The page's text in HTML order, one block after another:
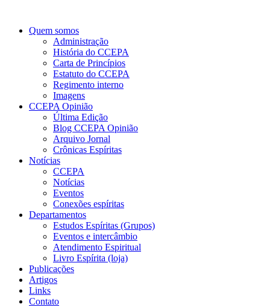
Quem somos
Administração
História do CCEPA
Carta de Princípios
Estatuto do CCEPA
Regimento interno
Imagens
CCEPA Opinião
Última Edição
Blog CCEPA Opinião
Arquivo Jornal
Crônicas Espíritas
Notícias
CCEPA
Notícias
Eventos
Conexões espíritas
Departamentos
Estudos Espíritas (Grupos)
Eventos e intercâmbio
Atendimento Espiritual
Livro Espírita (loja)
Publicações
Artigos
Links
Contato